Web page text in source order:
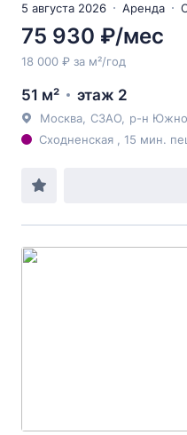
5 августа 2026 Аренда
75 930 ₽/мес
18 000 ₽ за м²/год
51 м² этаж 2
Москва СЗАО р-н
Сходненская , 15 мин.